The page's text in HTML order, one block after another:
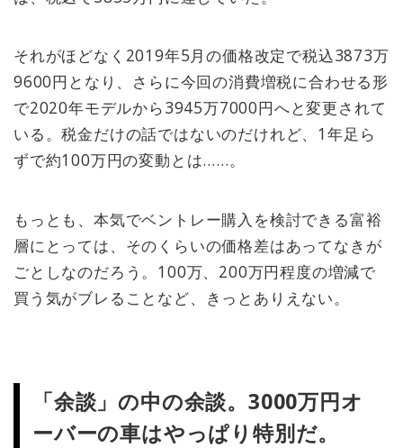
それがほどなく2019年5月の価格改定で税込3873万
9600円となり、さらに今回の消費増税に合わせる形
で2020年モデルから3945万7000円へと変更されて
いる。税金だけの話ではないのだけれど、1年足ら
ずで約100万円の変動とは……。
もっとも、本気でベントレー購入を検討できる富裕
層にとっては、そのくらいの価格差はあってなきが
ごとしなのだろう。100万、200万円程度の増減で
買う気がブレることなど、きっとありえない。
「余談」の中の余談。3000万円オ
ーバーの車はやっぱり特別だ。